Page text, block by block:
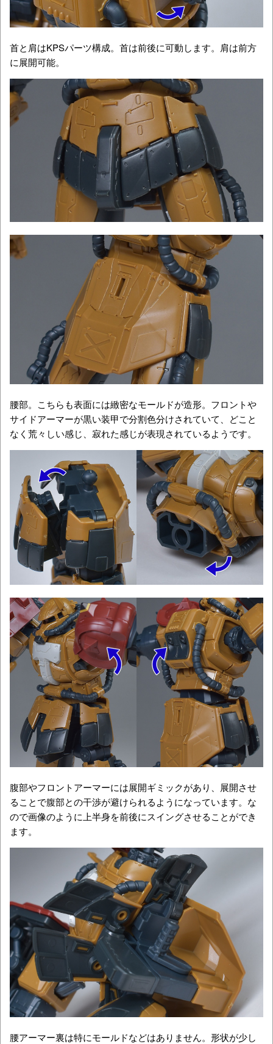
首と肩はKPSパーツ構成。首は前後に可動します。肩は前方
に展開可能。
腰部。こちらも表面には緻密なモールドが造形。フロントや
サイドアーマーが黒い装甲で分割色分けされていて、どこと
なく荒々しい感じ、寂れた感じが表現されているようです。
腹部やフロントアーマーには展開ギミックがあり、展開させ
ることで腹部との干渉が避けられるようになっています。な
ので画像のように上半身を前後にスイングさせることができ
ます。
腰アーマー裏は特にモールドなどはありません。形状が少し